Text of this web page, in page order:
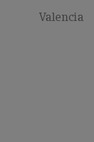
Valencia